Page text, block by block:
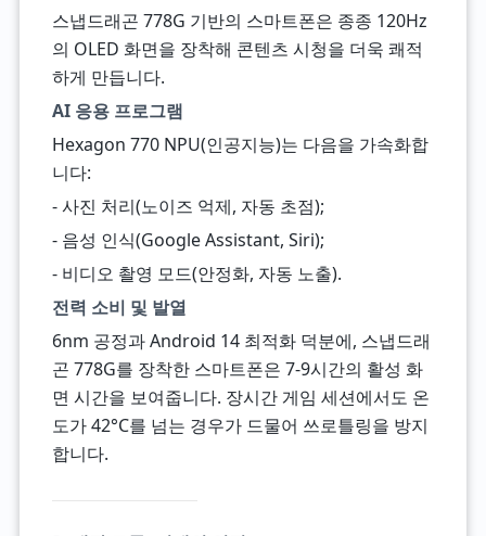
스냅드래곤 778G 기반의 스마트폰은 종종 120Hz
의 OLED 화면을 장착해 콘텐츠 시청을 더욱 쾌적
하게 만듭니다.
AI 응용 프로그램
Hexagon 770 NPU(인공지능)는 다음을 가속화합
니다:
- 사진 처리(노이즈 억제, 자동 초점);
- 음성 인식(Google Assistant, Siri);
- 비디오 촬영 모드(안정화, 자동 노출).
전력 소비 및 발열
6nm 공정과 Android 14 최적화 덕분에, 스냅드래
곤 778G를 장착한 스마트폰은 7-9시간의 활성 화
면 시간을 보여줍니다. 장시간 게임 세션에서도 온
도가 42°C를 넘는 경우가 드물어 쓰로틀링을 방지
합니다.